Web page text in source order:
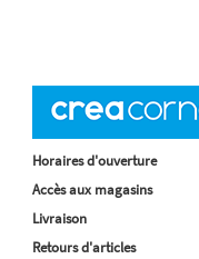
Horaires d'ouverture
Accès aux magasins
Livraison
Retours d'articles